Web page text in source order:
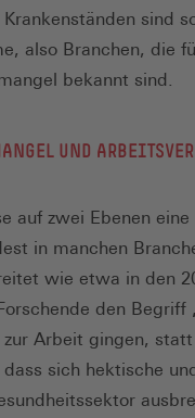
sind
also Branchen, die
bekannt sind.
UND
auf zwei Ebenen eine
in manchen
wie etwa in den
den Begriff
Arbeit gingen, statt
sich hektische